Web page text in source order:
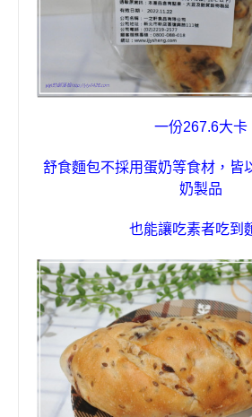
一份267.6大卡
舒食麵包不採用蛋奶等食材，皆
奶製品
也能讓吃素者吃到